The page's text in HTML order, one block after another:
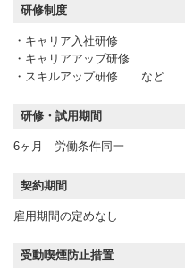
研修制度
・キャリア入社研修
・キャリアアップ研修
・スキルアップ研修 など
研修・試用期間
6ヶ月 労働条件同一
契約期間
雇用期間の定めなし
受動喫煙防止措置